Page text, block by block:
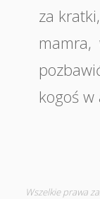
za kratki,
mamra,
kogoś w
Wszelkie prawa